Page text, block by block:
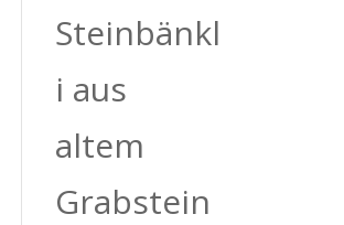
Steinbänkl
i aus
altem
Grabstein